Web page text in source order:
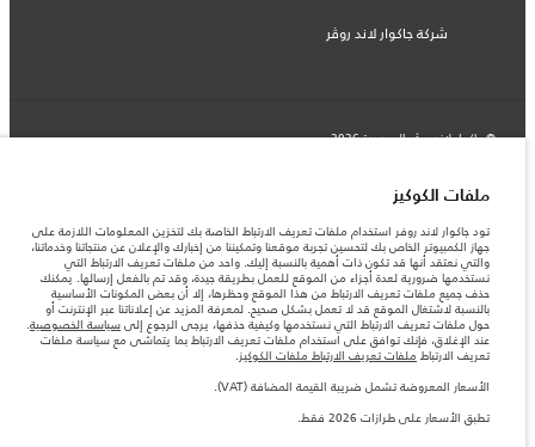
شركة جاكوار لاند روڤر
© جاكوار لاند روڨر المحدودة 2026
لبنان, سعد وطراد
المعلومات والمواصفات والأسعار والألوان المذكورة على هذا الموقع قد تختلف من بلد إلى
آخر، كما أنّها قد تتغير بدون إشعار مسبق. الرجاء التواصل مع وكيلنا المحلي للتأكد من توفّرها
والتحقق من الأسعار.
الأرقام المقدمة هي نتيجة لاختبارات المصنع الرسمية وفقاً لتشريعات الاتحاد الأوروبي. قد
يتباين استهلك الوقود الفعلي للمركبة عن ذلك المتحقق في تلك الاختبارات كما أن هذه
الأرقام بغرض المقارنة فحسب.
ملاحظة مهمة حول الصور والمواصفات. إن النقص العالمي في أشباه الموصلات يؤثر حاليًا
في مواصفات تصميم السيارات وتوفر الخيارات وتوقيتات التصاميم. هذا ظرف ديناميكي
للغاية، ونتيجة لذلك، قد لا تمثّل الصور المستخدَمة ضمن موقع الويب حاليًا المواصفات الحالية
بالكامل بالنسبة إلى الميزات والخيارات والحلية ومجموعات الألوان. يرجى استشارة وكيلك الذي
سيتمكّن من تأكيد أي تقييدات حالية معك للسماح لك باتخاذ قرار مدروس
ملفات الكوكيز
تود جاكوار لاند روفر استخدام ملفات تعريف الارتباط الخاصة بك لتخزين المعلومات اللازمة على
جهاز الكمبيوتر الخاص بك لتحسين تجربة موقعنا وتمكيننا من إخبارك والإعلان عن منتجاتنا وخدماتنا،
والتي نعتقد أنها قد تكون ذات أهمية بالنسبة إليك. واحد من ملفات تعريف الارتباط التي
نستخدمها ضرورية لعدة أجزاء من الموقع للعمل بطريقة جيدة، وقد تم بالفعل إرسالها. يمكنك
حذف جميع ملفات تعريف الارتباط من هذا الموقع وحظرها، إلا أن بعض المكونات الأساسية
بالنسبة لاشتغال الموقع قد لا تعمل بشكل صحيح. لمعرفة المزيد عن إعلاناتنا عبر الإنترنت أو
حول ملفات تعريف الارتباط التي نستخدمها وكيفية حذفها، يرجى الرجوع إلى سياسة الخصوصية.
عند الإغلاق، فإنك توافق على استخدام ملفات تعريف الارتباط بما يتماشى مع سياسة ملفات
تعريف الارتباط ملفات تعريف الارتباط ملفات الكوكيز.
الأسعار المعروضة تشمل ضريبة القيمة المضافة (VAT).
تطبق الأسعار على طرازات 2026 فقط.